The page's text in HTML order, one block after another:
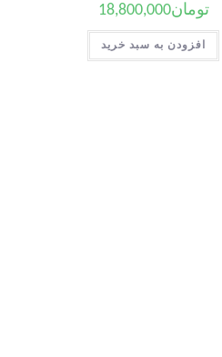
تومان18,800,000
افزودن به سبد خرید